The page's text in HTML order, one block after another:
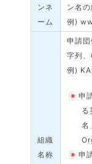
ンネ
ーム
ン名
例)
組織
名称
申請
字列
例)
※申
る
名
※申